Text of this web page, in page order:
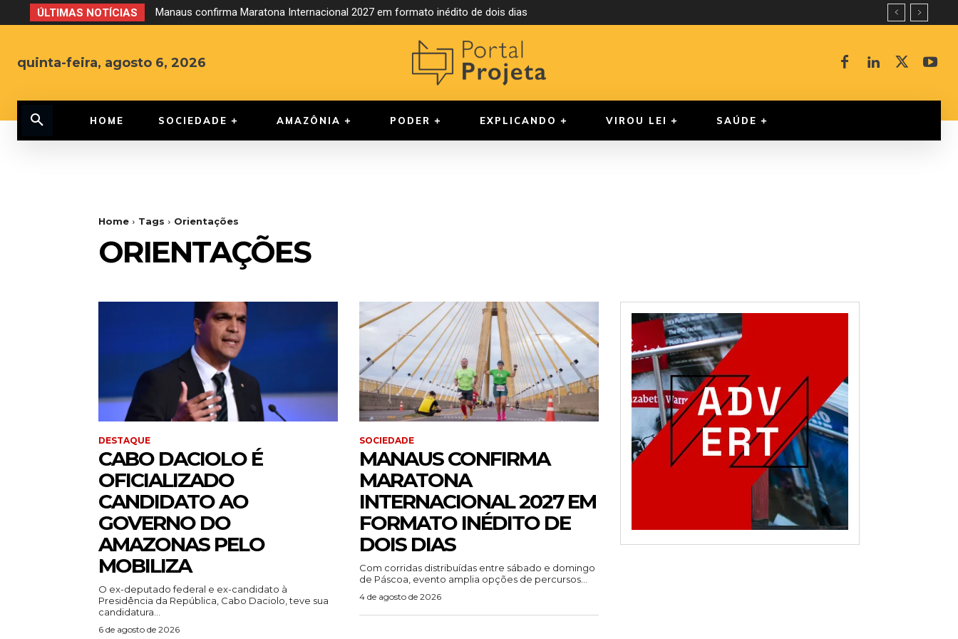
ÚLTIMAS NOTÍCIAS Manaus confirma Maratona Internacional 2027 em formato inédito de dois dias
quinta-feira, agosto 6, 2026
HOME SOCIEDADE AMAZÔNIA PODER EXPLICANDO VIROU LEI SAÚDE
Home Tags Orientações
ORIENTAÇÕES
DESTAQUE
CABO DACIOLO É
OFICIALIZADO
CANDIDATO AO
GOVERNO DO
AMAZONAS PELO
MOBILIZA
O ex-deputado federal e ex-candidato à
Presidência da República, Cabo Daciolo, teve sua
candidatura...
6 de agosto de 2026
SOCIEDADE
MANAUS CONFIRMA
MARATONA
INTERNACIONAL 2027 EM
FORMATO INÉDITO DE
DOIS DIAS
Com corridas distribuídas entre sábado e domingo
de Páscoa, evento amplia opções de percursos...
4 de agosto de 2026